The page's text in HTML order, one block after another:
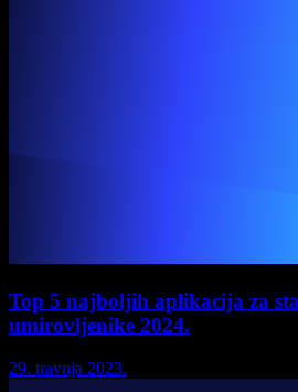
Top 5 najboljih aplikacija za
umirovljenike 2024.
29. travnja 2023.